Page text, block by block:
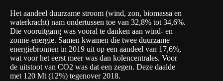
Het aandeel duurzame stroom (wind, zon, biomassa en
waterkracht) nam ondertussen toe van 32,8% tot 34,6%.
Die vooruitgang was vooral te danken aan wind- en
zonne-energie. Samen kwamen die twee duurzame
energiebronnen in 2019 uit op een aandeel van 17,6%,
wat voor het eerst meer was dan kolencentrales. Voor
de uitstoot van CO2 was dat een zegen. Deze daalde
met 120 Mt (12%) tegenover 2018.